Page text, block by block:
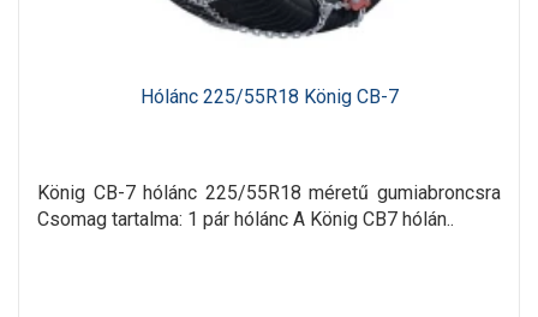
Hólánc 225/55R18 König CB-7
König CB-7 hólánc 225/55R18 méretű gumiabroncsra
Csomag tartalma: 1 pár hólánc A König CB7 hólán..